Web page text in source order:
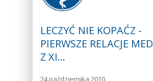
LECZYĆ NIE KOPAĆZ -
PIERWSZE RELACJE
Z XI…
24 października 2010